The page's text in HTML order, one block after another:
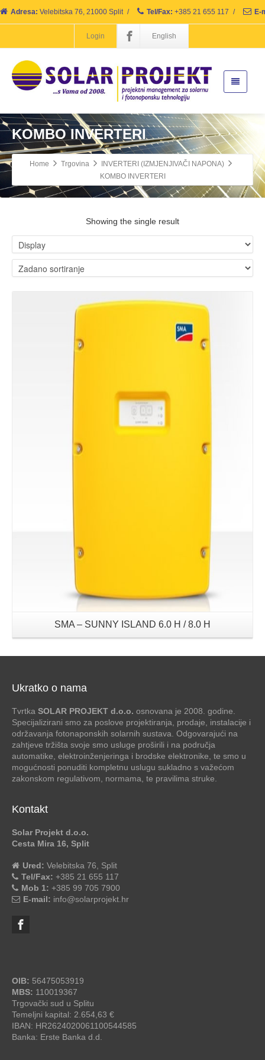
Adresa: Velebitska 76, 21000 Split / Tel/Fax: +385 21 655 117 / E-
Login English
KOMBO INVERTERI
Home Trgovina
INVERTERI (IZMJENJIVAČI NAPONA)
KOMBO INVERTERI
Showing the single result
Details
SMA – SUNNY ISLAND 6.0 H / 8.0 H
Ukratko o nama
Tvrtka SOLAR PROJEKT d.o.o. osnovana je 2008. godine.
Specijalizirani smo za poslove projektiranja, prodaje, instalacije i
održavanja fotonaponskih solarnih sustava. Odgovarajući na
zahtjeve tržišta svoje smo usluge proširili i na područja
automatike, elektroinženjeringa i brodske elektronike, te smo u
mogućnosti ponuditi kompletnu uslugu sukladno s važećom
zakonskom regulativom, normama, te pravilima struke.
Kontakt
Solar Projekt d.o.o.
Cesta Mira 16, Split
Ured: Velebitska 76, Split
Tel/Fax: +385 21 655 117
Mob 1: +385 99 705 7900
E-mail: info@solarprojekt.hr
OIB: 56475053919
MBS: 110019367
Trgovački sud u Splitu
Temeljni kapital: 2.654,63 €
IBAN: HR2624020061100544585
Banka: Erste Banka d.d.